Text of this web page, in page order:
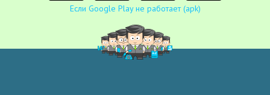
Если Google Play не работает (apk)